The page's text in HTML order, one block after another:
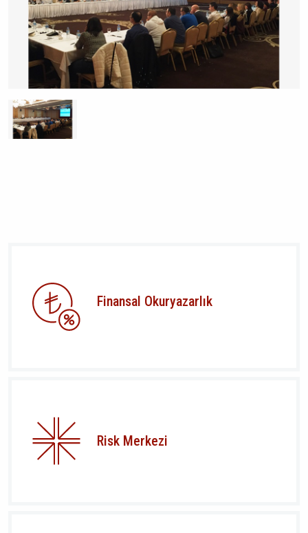
Finansal Okuryazarlık
Risk Merkezi